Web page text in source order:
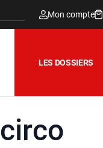
Mon compte
LES DOSSIERS
circo